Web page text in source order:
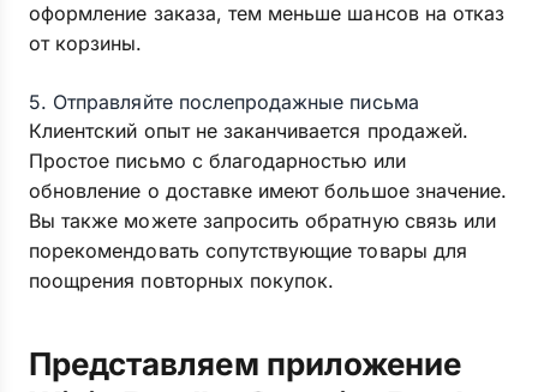
оформление заказа, тем меньше шансов на отказ
от корзины.
5. Отправляйте послепродажные письма
Клиентский опыт не заканчивается продажей.
Простое письмо с благодарностью или
обновление о доставке имеют большое значение.
Вы также можете запросить обратную связь или
порекомендовать сопутствующие товары для
поощрения повторных покупок.
Представляем приложение